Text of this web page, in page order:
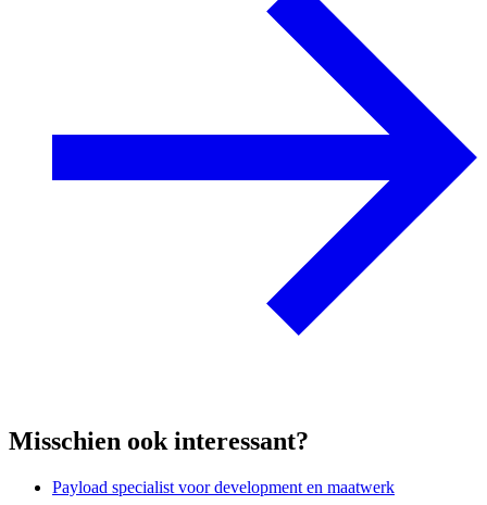
Misschien ook interessant?
Payload specialist voor development en maatwerk